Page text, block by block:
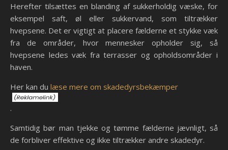
Herefter tilsættes en blanding af sukkerholdig væske, for
eksempel saft, øl eller sukkervand, som tiltrækker
hvepsene. Det er vigtigt at placere fælderne et stykke væk
fra de områder, hvor mennesker opholder sig, så
hvepsene ledes væk fra terrasser og opholdsområder i
haven.
Her kan du læse mere om skadedyrsbekæmper
.
Samtidig bør man tjekke og tømme fælderne jævnligt, så
de forbliver effektive og ikke tiltrækker andre skadedyr.